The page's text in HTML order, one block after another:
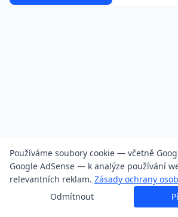
Používáme soubory cookie — včetně
Google AdSense — k analýze používání
relevantních reklam. Zásady ochrany
Odmítnout